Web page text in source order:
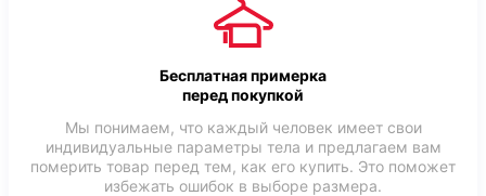
Бесплатная примерка
перед покупкой
Мы понимаем, что каждый человек имеет свои
индивидуальные параметры тела и предлагаем вам
померить товар перед тем, как его купить. Это поможет
избежать ошибок в выборе размера.